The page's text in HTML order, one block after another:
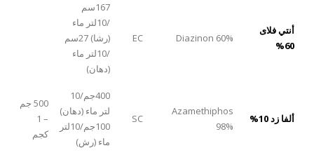
أنتي فلاى
60%
Diazinon 60%
EC
167سم
/10لتر ماء
(رشا) 27سم
/10لتر ماء
(دهان)
ألفا زد 10%
Azamethiphos
98%
SC
400جم/10
لتر ماء (دهان)
100جم/10لتر
ماء (رش)
500 جم
– 1
كجم